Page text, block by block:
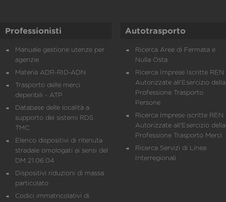
Professionisti
Manuale gestione utenze per
agenzie
Materia ADR-RID-ADN
Trasporto delle merci
deperibili - ATP
Database delle località a
supporto dei sistemi RDS
TMC
Elenco dispositivi di ritenuta
stradale omologati ai sensi del
DM 21.06.04
Dispositivi riduzioni di massa
particolato
Codici immatricolativi di
Autotrasporto
Ricerca Aree di Fermata e
Nulla Osta
Ricerca Imprese Iscritte REN
Autorizzate all'Esercizio della
Professione Trasporto
Persone
Ricerca Imprese iscritte REN
Autorizzate all'Esercizio della
Professione Trasporto Merci
Ricerca Servizi di Linea
Interregionali